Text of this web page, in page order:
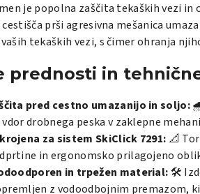
je popolna zaščita tekaških vezi
prši agresivna mešanica
tekaških vezi, s čimer ohranja
prednosti in
pred cestno umazanijo in soljo:
drobnega peska v zaklepne
za sistem SkiClick 7291: 📐
in ergonomsko prilagojeno
in trpežen material:🛠️
z vodoodbojnim premazom,